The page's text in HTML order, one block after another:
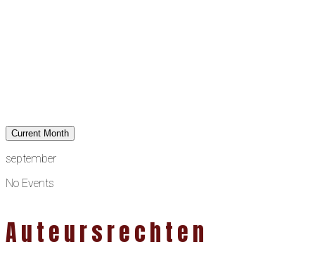
Current Month
september
No Events
Auteursrechten